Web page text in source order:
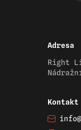
Adresa
Right
Kontakt